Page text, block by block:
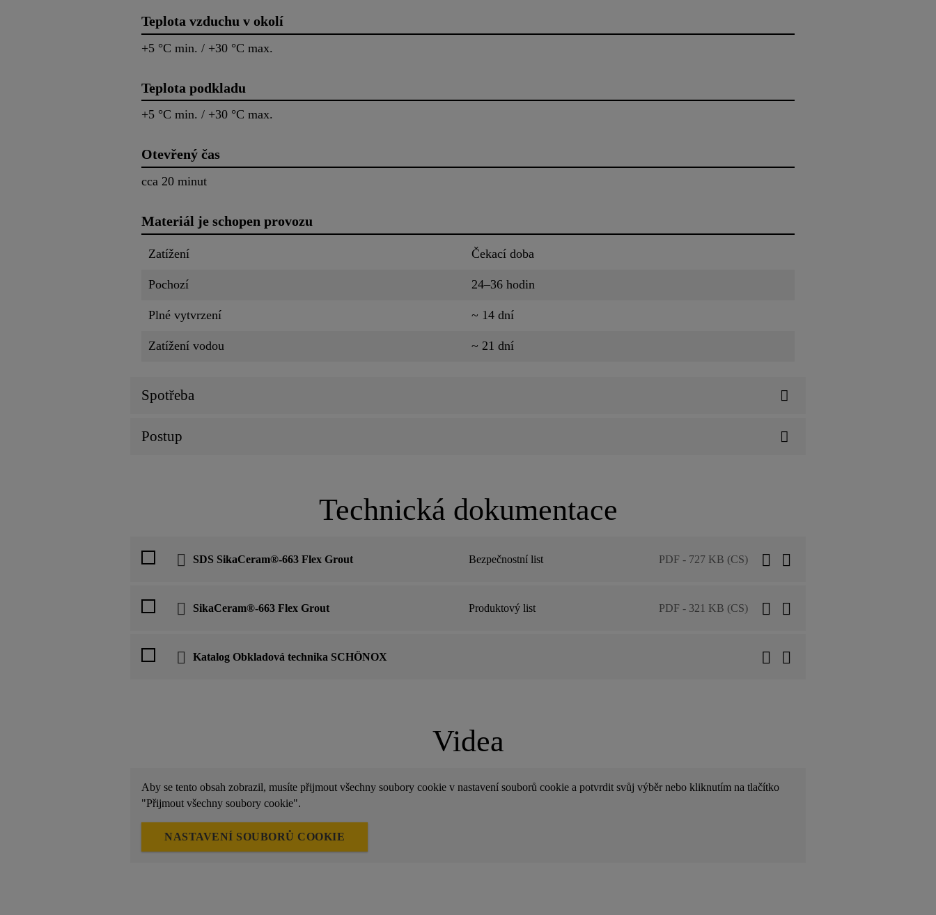
Teplota vzduchu v okolí
+5 °C min. / +30 °C max.
Teplota podkladu
+5 °C min. / +30 °C max.
Otevřený čas
cca 20 minut
Materiál je schopen provozu
Zatížení Čekací doba
Pochozí 24–36 hodin
Plné vytvrzení ~ 14 dní
Zatížení vodou ~ 21 dní
Spotřeba
Postup
Technická dokumentace
SDS SikaCeram®-663 Flex Grout Bezpečnostní list PDF - 727 KB (CS)
SikaCeram®-663 Flex Grout Produktový list PDF - 321 KB (CS)
Katalog Obkladová technika SCHÖNOX
Videa
Aby se tento obsah zobrazil, musíte přijmout všechny soubory cookie v nastavení souborů cookie a potvrdit svůj výběr nebo kliknutím na tlačítko
"Přijmout všechny soubory cookie".
NASTAVENÍ SOUBORŮ COOKIE